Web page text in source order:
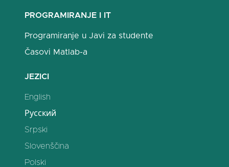
PROGRAMIRANJE I IT
Programiranje u Javi za studente
Časovi Matlab-a
JEZICI
English
Русский
Srpski
Slovenščina
Polski